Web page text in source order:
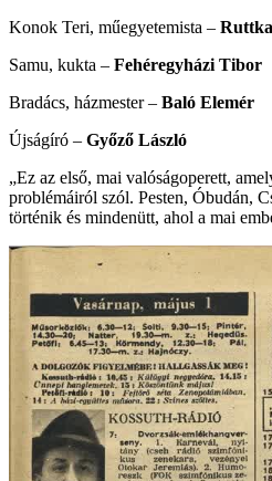
Konok Teri, műegyetemista –
Samu, kukta – Fehéregyházi Tibor
Bradács, házmester – Baló Elemér
Újságíró – Győző László
„Ez az első, mai valóságoperett,
problémáiról szól. Pesten, Óbudán,
történik és mindenütt, ahol a mai